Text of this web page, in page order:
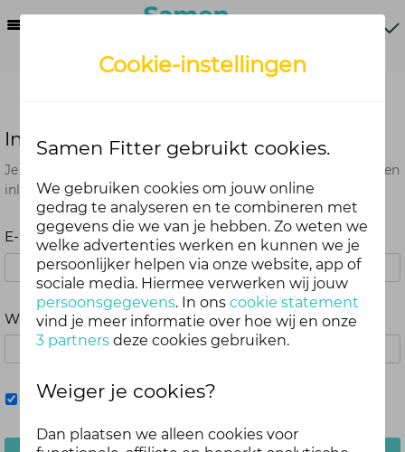
Inloggen
Je kunt met je Samen Fitter inloggegevens op alle onderdelen
inloggen. Dus één account voor website, app en webshop.
E-mailadres
Wachtwoord
Mij onthouden
Cookie-instellingen
Samen Fitter gebruikt cookies.
We gebruiken cookies om jouw online
gedrag te analyseren en te combineren met
gegevens die we van je hebben. Zo weten we
welke advertenties werken en kunnen we je
persoonlijker helpen via onze website, app of
sociale media. Hiermee verwerken wij jouw
persoonsgegevens. In onscookie statement
vind je meer informatie over hoe wij en onze
3 partners deze cookies gebruiken.
Weiger je cookies?
Dan plaatsen we alleen cookies voor